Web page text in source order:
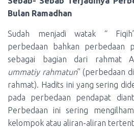
Bulan Ramadhan
Sudah menjadi watak “
perbedaan bahkan perbedaan
sebagai bagian dari rahmat
ummatiy rahmatun” (perbedaan
rahmat). Hadits ini yang sering
pada perbedaan pendapat
Perbedaan ini sering
kelompok atau aliran-aliran